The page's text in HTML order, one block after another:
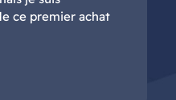
ce premier achat